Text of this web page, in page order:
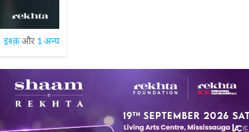
इश्क़और 1 अन्य